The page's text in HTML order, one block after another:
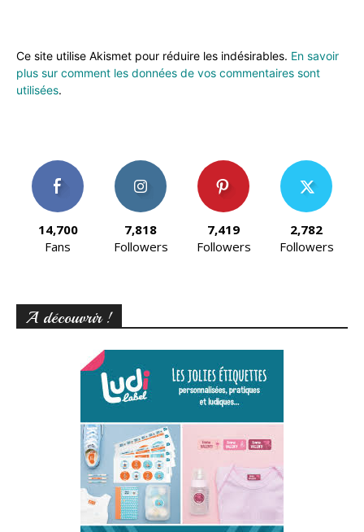
Ce site utilise Akismet pour réduire les indésirables. En savoir
plus sur comment les données de vos commentaires sont
utilisées.
14,700
Fans
7,818
Followers
7,419
Followers
2,782
Followers
A découvrir !